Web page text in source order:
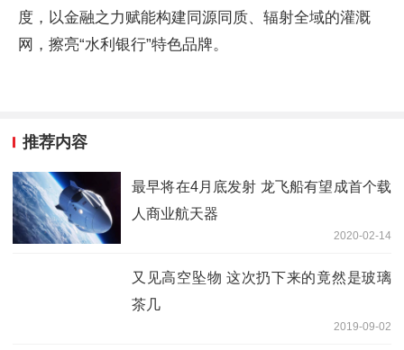
度，以金融之力赋能构建同源同质、辐射全域的灌溉
网，擦亮“水利银行”特色品牌。
推荐内容
最早将在4月底发射 龙飞船有望成首个载
人商业航天器
2020-02-14
又见高空坠物 这次扔下来的竟然是玻璃
茶几
2019-09-02